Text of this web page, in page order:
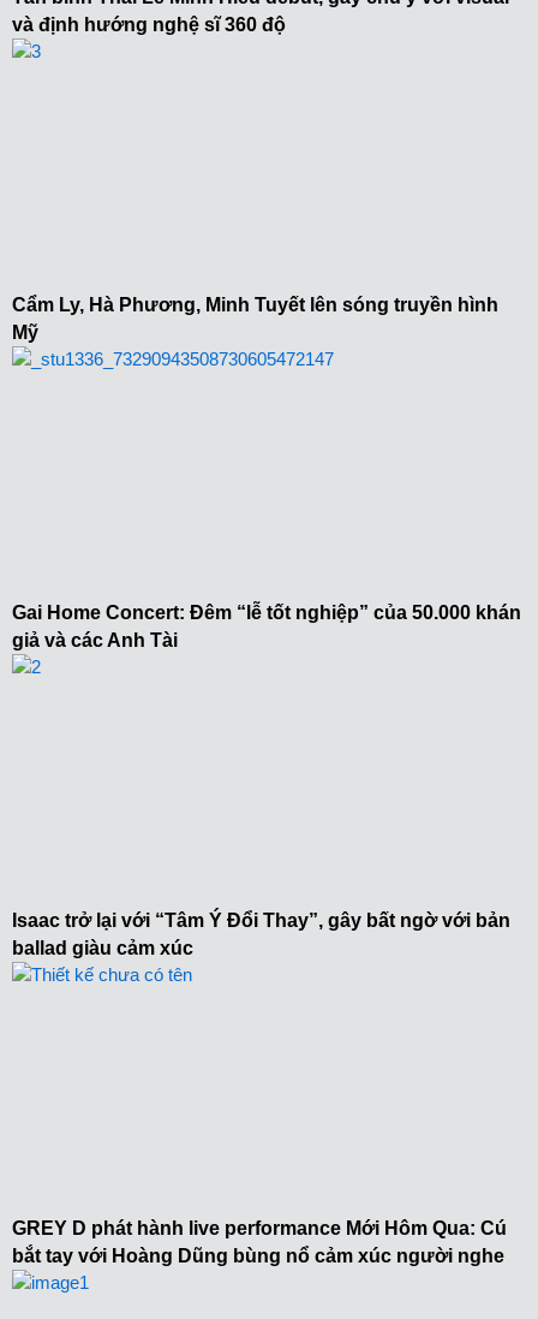
và định hướng nghệ sĩ 360 độ
Cẩm Ly, Hà Phương, Minh Tuyết lên sóng truyền hình
Mỹ
Gai Home Concert: Đêm “lễ tốt nghiệp” của 50.000 khán
giả và các Anh Tài
Isaac trở lại với “Tâm Ý Đổi Thay”, gây bất ngờ với bản
ballad giàu cảm xúc
GREY D phát hành live performance Mới Hôm Qua: Cú
bắt tay với Hoàng Dũng bùng nổ cảm xúc người nghe